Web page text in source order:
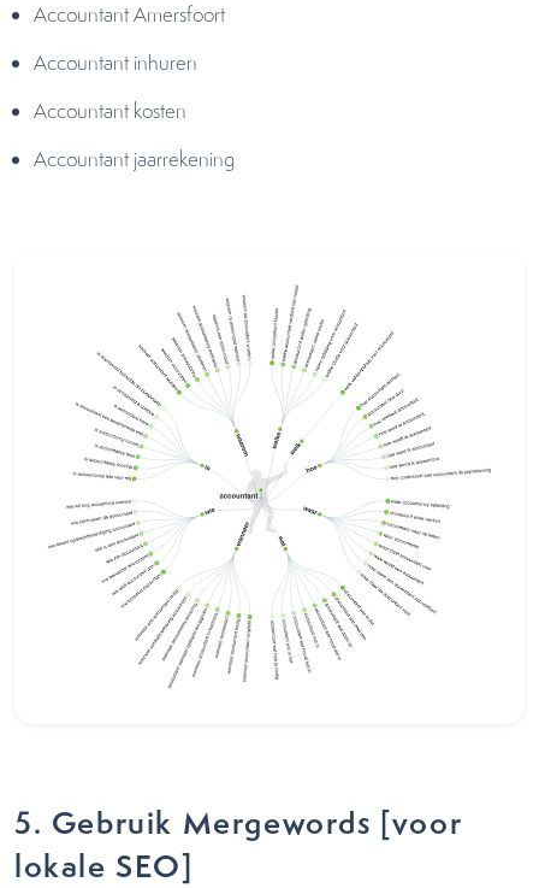
Accountant Amersfoort
Accountant inhuren
Accountant kosten
Accountant jaarrekening
5. Gebruik Mergewords [voor
lokale SEO]